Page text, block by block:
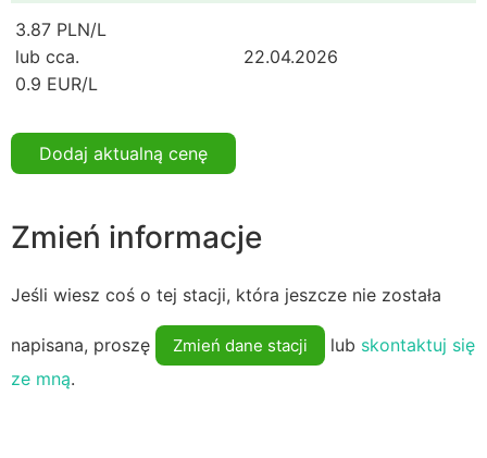
3.87 PLN/L
lub cca.
0.9 EUR/L
22.04.2026
Dodaj aktualną cenę
Zmień informacje
Jeśli wiesz coś o tej stacji, która jeszcze nie została
napisana, proszę Zmień dane stacji lub skontaktuj się
ze mną.